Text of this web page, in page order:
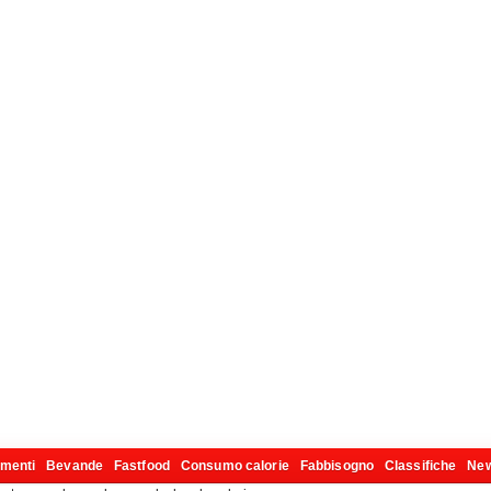
Bevande Fastfood Consumo calorie Fabbisogno Classifiche